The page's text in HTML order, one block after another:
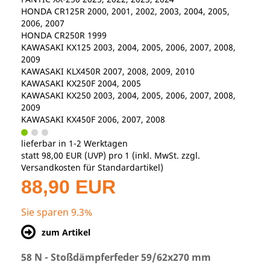
HONDA CR125R 2000, 2001, 2002, 2003, 2004, 2005,
2006, 2007
HONDA CR250R 1999
KAWASAKI KX125 2003, 2004, 2005, 2006, 2007, 2008,
2009
KAWASAKI KLX450R 2007, 2008, 2009, 2010
KAWASAKI KX250F 2004, 2005
KAWASAKI KX250 2003, 2004, 2005, 2006, 2007, 2008,
2009
KAWASAKI KX450F 2006, 2007, 2008
lieferbar in 1-2 Werktagen
statt 98,00 EUR (UVP) pro 1 (inkl. MwSt. zzgl.
Versandkosten für Standardartikel)
88,90 EUR
Sie sparen 9.3%
zum Artikel
58 N - Stoßdämpferfeder 59/62x270 mm